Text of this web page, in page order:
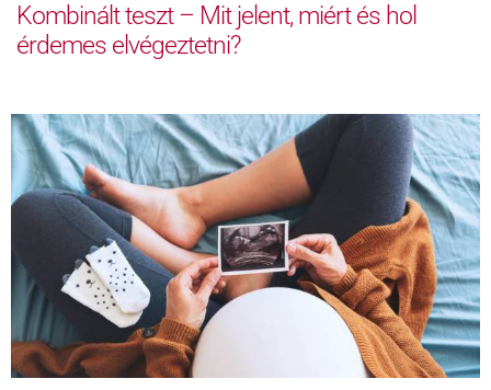
Kombinált teszt – Mit jelent, miért és hol
érdemes elvégeztetni?